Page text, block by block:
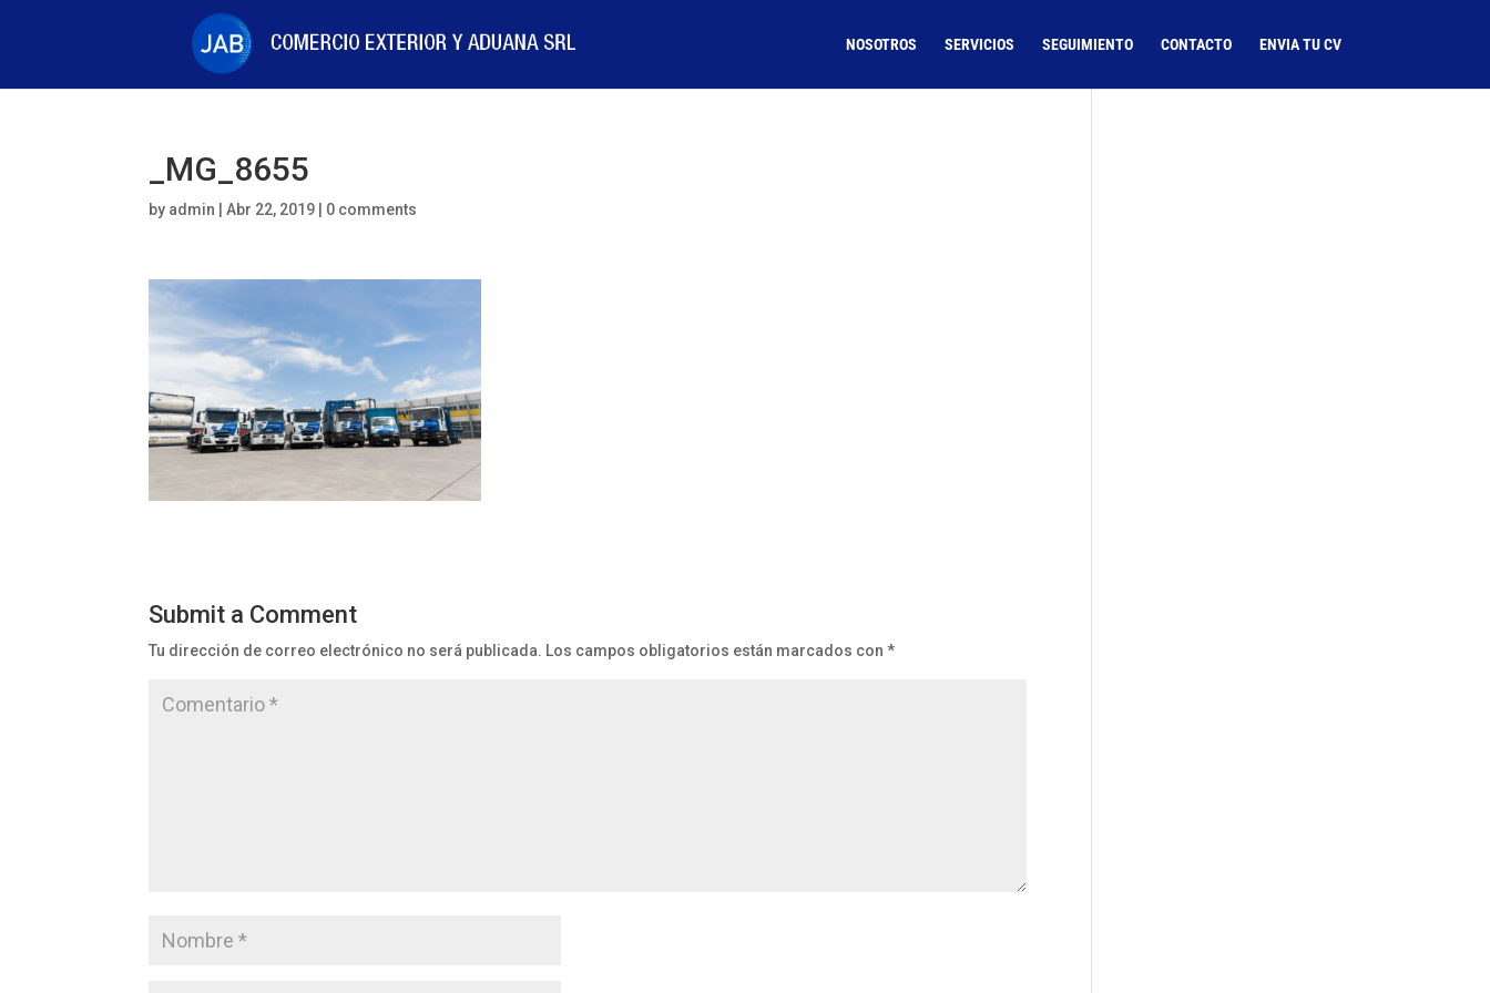
NOSOTROS SERVICIOS SEGUIMIENTO CONTACTO ENVIA TU CV
_MG_8655
by admin |Abr 22, 2019 0 comments
Submit a Comment
Tu dirección de correo electrónico no será publicada. Los campos obligatorios están marcados con*